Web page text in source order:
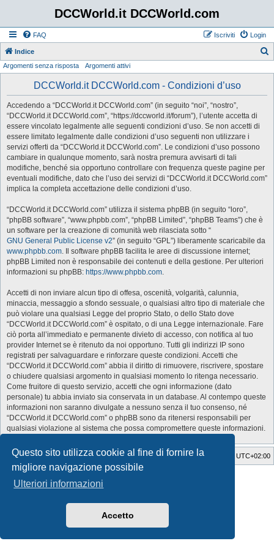
Questo sito utilizza cookie al fine di fornire la
migliore navigazione possibile
Ulteriori informazioni
Accetto
DCCWorld.it DCCWorld.com
FAQ Login
Iscriviti
Indice
Argomenti senza risposta Argomenti attivi
DCCWorld.it DCCWorld.com - Condizioni d’uso
Accedendo a “DCCWorld.it DCCWorld.com” (in seguito “noi”, “nostro”,
“DCCWorld.it DCCWorld.com”, “https://dccworld.it/forum”), l’utente accetta di
essere vincolato legalmente alle seguenti condizioni d’uso. Se non accetti di
essere limitato legalmente dalle condizioni d’uso seguenti non utilizzare i
servizi offerti da “DCCWorld.it DCCWorld.com”. Le condizioni d’uso possono
cambiare in qualunque momento, sarà nostra premura avvisarti di tali
modifiche, benché sia opportuno controllare con frequenza queste pagine per
eventuali modifiche, dato che l’uso dei servizi di “DCCWorld.it DCCWorld.com”
implica la completa accettazione delle condizioni d’uso.
“DCCWorld.it DCCWorld.com” utilizza il sistema phpBB (in seguito “loro”,
“phpBB software”, “www.phpbb.com”, “phpBB Limited”, “phpBB Teams”) che è
un software per la creazione di comunità web rilasciata sotto “
GNU General Public License v2” (in seguito “GPL”) liberamente scaricabile da
www.phpbb.com. Il software phpBB facilita le aree di discussione internet;
phpBB Limited non è responsabile dei contenuti e della gestione. Per ulteriori
informazioni su phpBB: https://www.phpbb.com.
Accetti di non inviare alcun tipo di offesa, oscenità, volgarità, calunnia,
minaccia, messaggio a sfondo sessuale, o qualsiasi altro tipo di materiale che
può violare una qualsiasi Legge del proprio Stato, o dello Stato dove
“DCCWorld.it DCCWorld.com” è ospitato, o di una Legge internazionale. Fare
ciò porta all’immediato e permanente divieto di accesso, con notifica al tuo
provider Internet se è ritenuto da noi opportuno. Tutti gli indirizzi IP sono
registrati per salvaguardare e rinforzare queste condizioni. Accetti che
“DCCWorld.it DCCWorld.com” abbia il diritto di rimuovere, riscrivere, spostare
o chiudere qualsiasi argomento in qualsiasi momento lo ritenga necessario.
Come fruitore di questo servizio, accetti che ogni informazione (dato
personale) tu abbia inviato sia conservata in un database. Al contempo queste
informazioni non saranno divulgate a nessuno senza il tuo consenso, né
“DCCWorld.it DCCWorld.com” o phpBB sono da ritenersi responsabili per
qualsiasi violazione al sistema che possa compromettere queste informazioni.
Indice Tutti gli orari sono UTC+02:00
Cancella cookie
Style Developer by ©
Creato daphpBB
Privacy|Condizioni